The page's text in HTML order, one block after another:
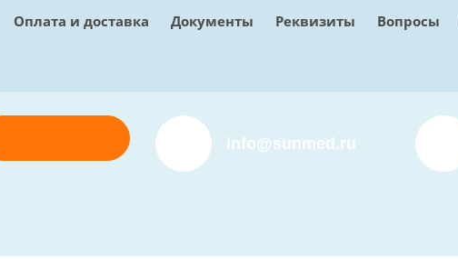
Оплата и доставка Документы Реквизиты Вопросы
info@sunmed.ru